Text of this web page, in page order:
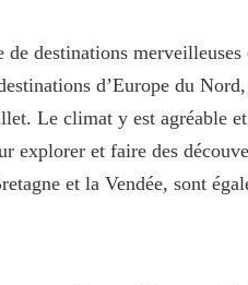
destinations
d’Europe du
Le climat y est agréable
explorer et faire des
et la Vendée, sont